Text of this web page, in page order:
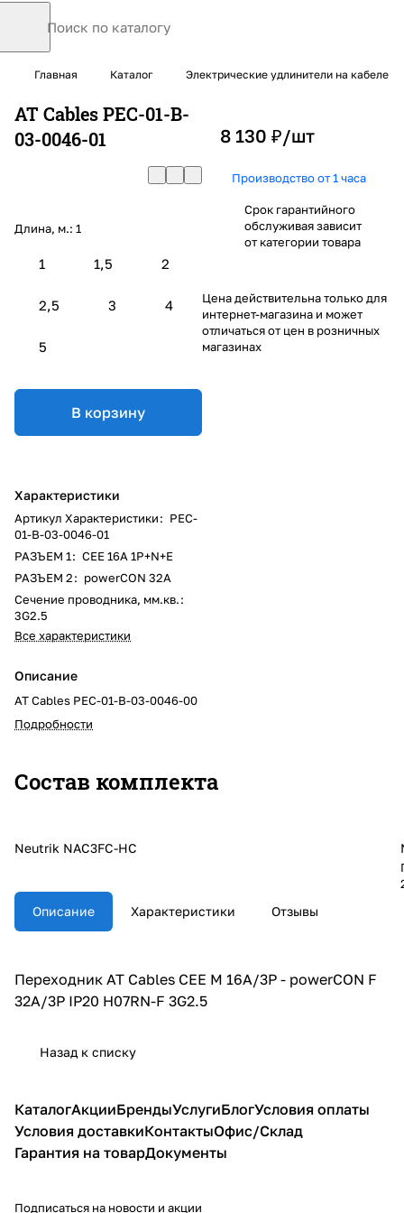
Главная Каталог Электрические удлинители на кабеле
AT Cables PEC-01-B-
03-0046-01
Длина, м.: 1
1 1,5 2
2,5 3 4
5
В корзину
Характеристики
Артикул Характеристики: PEC-
01-B-03-0046-01
РАЗЪЕМ 1: CEE 16A 1P+N+E
РАЗЪЕМ 2: powerCON 32A
Сечение проводника, мм.кв.:
3G2.5
Все характеристики
Описание
AT Cables PEC-01-B-03-0046-00
Подробности
8 130 ₽/шт
Производство от 1 часа
Срок гарантийного
обслуживая зависит
от категории товара
Цена действительна только для
интернет-магазина и может
отличаться от цен в розничных
магазинах
Состав комплекта
Neutrik NAC3FC-HC
Описание Характеристики Отзывы
Переходник AT Cables CEE M 16A/3P - powerCON F
32A/3P IP20 H07RN-F 3G2.5
Назад к списку
КаталогАкцииБрендыУслугиБлогУсловия оплаты
Условия доставкиКонтактыОфис/Склад
Гарантия на товарДокументы
Подписаться на новости и акции